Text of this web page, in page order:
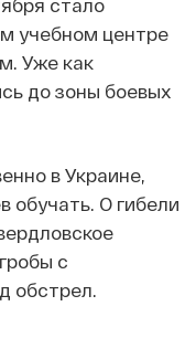
стало
учебном центре
Уже как
до зоны боевых
в Украине,
обучать. О гибели
с
обстрел.